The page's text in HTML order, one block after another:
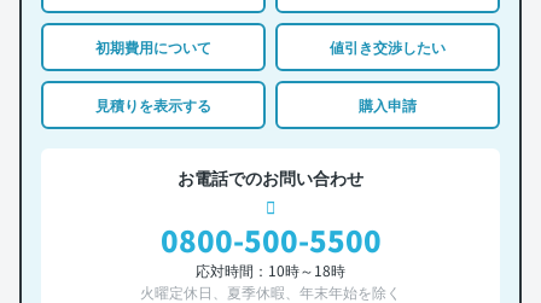
初期費用について 値引き交渉したい
見積りを表示する 購入申請
お電話でのお問い合わせ
0800-500-5500
応対時間：10時～18時
火曜定休日、夏季休暇、年末年始を除く